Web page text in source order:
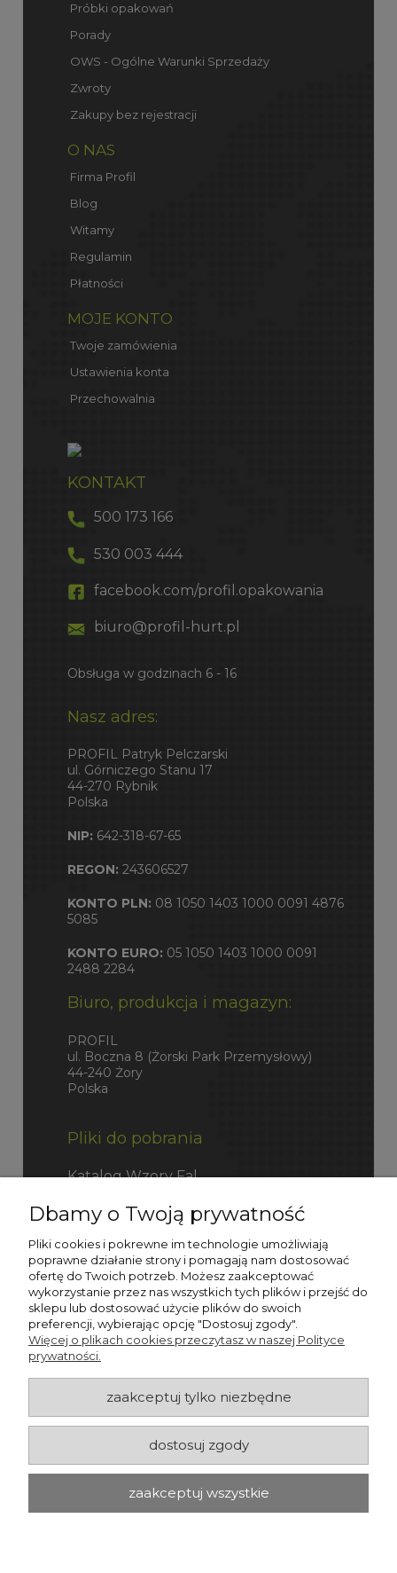
Próbki opakowań
Porady
OWS - Ogólne Warunki Sprzedaży
Zwroty
Zakupy bez rejestracji
O NAS
Firma Profil
Blog
Witamy
Regulamin
Płatności
MOJE KONTO
Twoje zamówienia
Ustawienia konta
Przechowalnia
KONTAKT
500 173 166
530 003 444
facebook.com/profil.opakowania
biuro@profil-hurt.pl
Obsługa w godzinach 6 - 16
Nasz adres:
PROFIL Patryk Pelczarski
ul. Górniczego Stanu 17
44-270 Rybnik
Polska
NIP: 642-318-67-65
REGON: 243606527
KONTO PLN: 08 1050 1403 1000 0091 4876
5085
KONTO EURO: 05 1050 1403 1000 0091
2488 2284
Biuro, produkcja i magazyn:
PROFIL
ul. Boczna 8 (Żorski Park Przemysłowy)
44-240 Żory
Polska
Pliki do pobrania
Katalog Wzory Fal
Katalog Fefco
Dbamy o Twoją prywatność
Pliki cookies i pokrewne im technologie umożliwiają
poprawne działanie strony i pomagają nam dostosować
ofertę do Twoich potrzeb. Możesz zaakceptować
wykorzystanie przez nas wszystkich tych plików i przejść do
sklepu lub dostosować użycie plików do swoich
preferencji, wybierając opcję "Dostosuj zgody".
Więcej o plikach cookies przeczytasz w naszej Polityce
prywatności.
zaakceptuj tylko niezbędne
dostosuj zgody
zaakceptuj wszystkie